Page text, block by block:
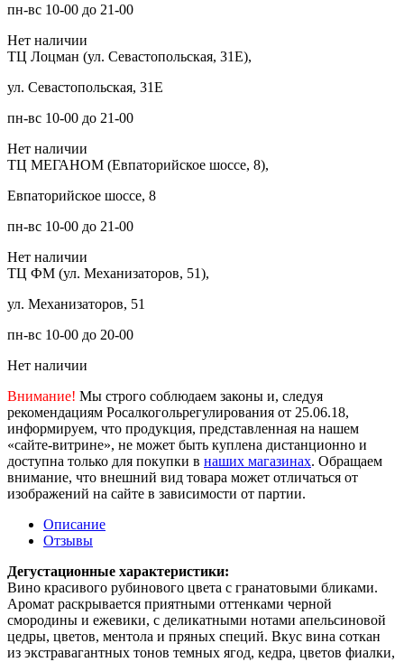
пн-вс 10-00 до 21-00
Нет наличии
ТЦ Лоцман (ул. Севастопольская, 31Е),
ул. Севастопольская, 31Е
пн-вс 10-00 до 21-00
Нет наличии
ТЦ МЕГАНОМ (Евпаторийское шоссе, 8),
Евпаторийское шоссе, 8
пн-вс 10-00 до 21-00
Нет наличии
ТЦ ФМ (ул. Механизаторов, 51),
ул. Механизаторов, 51
пн-вс 10-00 до 20-00
Нет наличии
Внимание! Мы строго соблюдаем законы и, следуя
рекомендациям Росалкогольрегулирования от 25.06.18,
информируем, что продукция, представленная на нашем
«сайте-витрине», не может быть куплена дистанционно и
доступна только для покупки в наших магазинах. Обращаем
внимание, что внешний вид товара может отличаться от
изображений на сайте в зависимости от партии.
Описание
Отзывы
Дегустационные характеристики:
Вино красивого рубинового цвета с гранатовыми бликами.
Аромат раскрывается приятными оттенками черной
смородины и ежевики, с деликатными нотами апельсиновой
цедры, цветов, ментола и пряных специй. Вкус вина соткан
из экстравагантных тонов темных ягод, кедра, цветов фиалки,